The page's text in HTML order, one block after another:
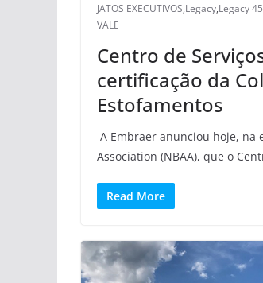
JATOS EXECUTIVOS,Legacy,Legacy
VALE
Centro de
certificação da
Estofamentos
A Embraer anunciou hoje, na
Association (NBAA), que o
Read More